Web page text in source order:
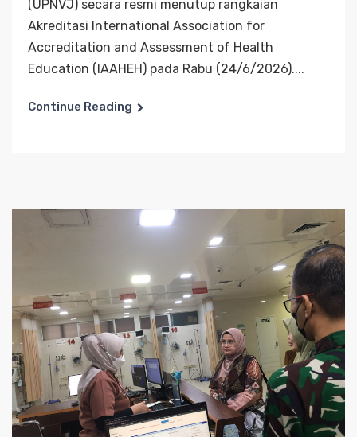
(UPNVJ) secara resmi menutup rangkaian
Akreditasi International Association for
Accreditation and Assessment of Health
Education (IAAHEH) pada Rabu (24/6/2026)....
Continue Reading